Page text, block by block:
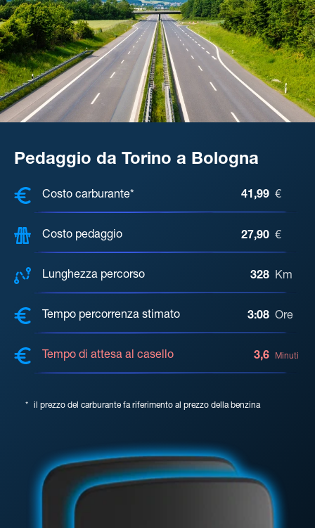
Pedaggio da Torino a Bologna
COSTI, DISTANZA, TEMPO DI
Costo carburante* 41,99 €
Costo pedaggio 27,90 €
Lunghezza percorso 328 Km
Tempo percorrenza stimato 3:08 Ore
Tempo di attesa al casello 3,6 Minuti
* il prezzo del carburante fa riferimento al prezzo della benzina